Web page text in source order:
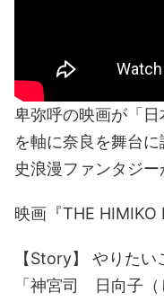
卑弥呼の映画が「日
を軸に奈良を舞台
史浪漫ファンタジー
映画『THE HIMIKO
【Story】 やりた
「神宮司 日向子